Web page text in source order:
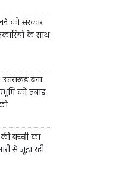
को सरकार
के साथ
बना
को तबाह
बच्ची का
से जूझ रही